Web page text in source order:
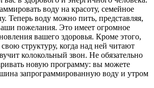
воду на красоту, семейное
Теперь воду можно пить, представляя,
пожелания. Это имеет огромное
вашего здоровья. Кроме этого,
структуру, когда над ней читают
колокольный звон. Не обязательно
новую программу: вы можете
запрограммированную воду и утром